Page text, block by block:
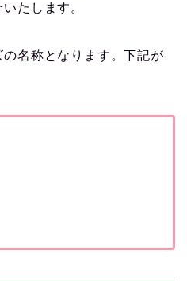
たします。
名称となります。下記が